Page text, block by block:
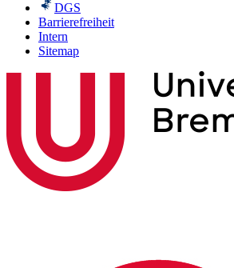
DGS
Barrierefreiheit
Intern
Sitemap